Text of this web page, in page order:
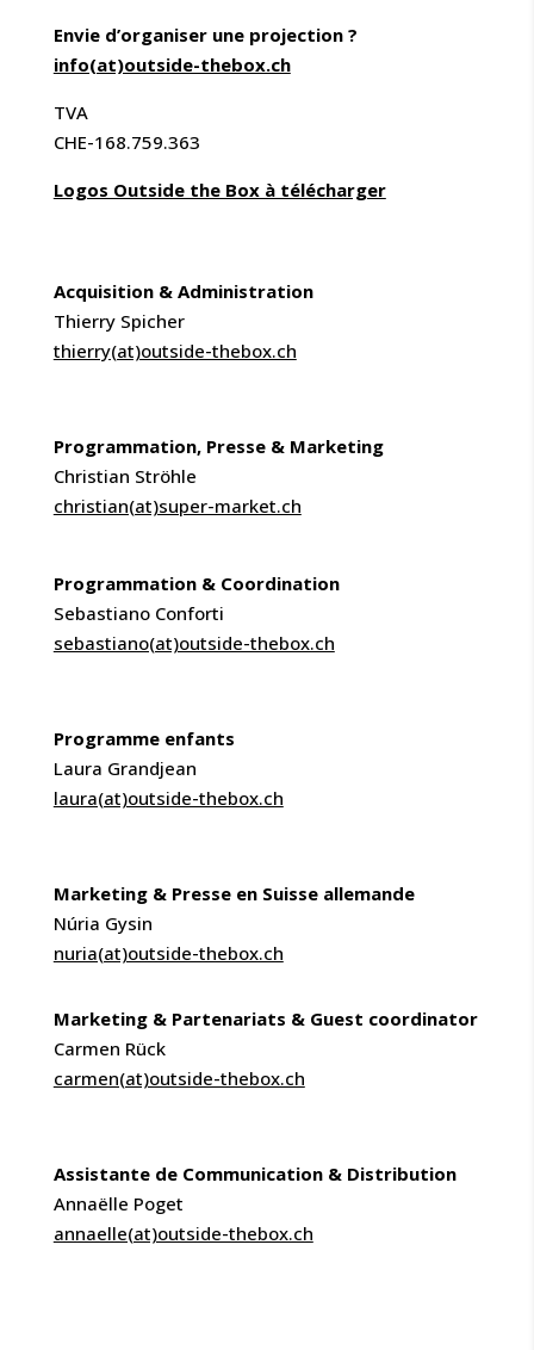
Envie d’organiser une projection ?
info(at)outside-thebox.ch
TVA
CHE-168.759.363
Logos Outside the Box à télécharger
Acquisition & Administration
Thierry Spicher
thierry(at)outside-thebox.ch
Programmation, Presse & Marketing
Christian Ströhle
christian(at)super-market.ch
Programmation & Coordination
Sebastiano Conforti
sebastiano(at)outside-thebox.ch
Programme enfants
Laura Grandjean
laura(at)outside-thebox.ch
Marketing & Presse en Suisse allemande
Núria Gysin
nuria(at)outside-thebox.ch
Marketing & Partenariats & Guest coordinator
Carmen Rück
carmen(at)outside-thebox.ch
Assistante de Communication & Distribution
Annaëlle Poget
annaelle(at)outside-thebox.ch